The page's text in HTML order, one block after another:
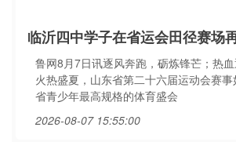
临沂四中学子在省运会田径赛场
鲁网8月7日讯逐风奔跑，砺炼锋芒；热血
火热盛夏，山东省第二十六届运动会赛
省青少年最高规格的体育盛会
2026-08-07 15:55:00